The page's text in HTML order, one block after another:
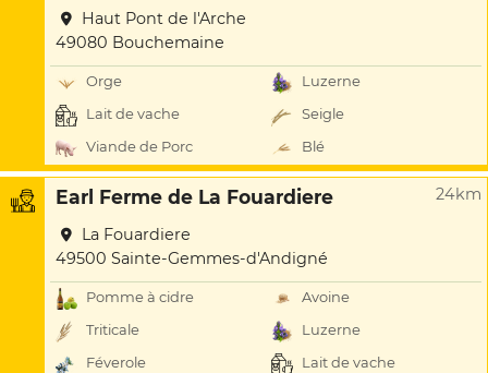
Haut Pont de l'Arche
49080 Bouchemaine
Orge
Luzerne
Lait de vache
Seigle
Viande de Porc
Blé
Earl Ferme de La Fouardiere 24km
La Fouardiere
49500 Sainte-Gemmes-d'Andigné
Pomme à cidre
Avoine
Triticale
Luzerne
Féverole
Lait de vache